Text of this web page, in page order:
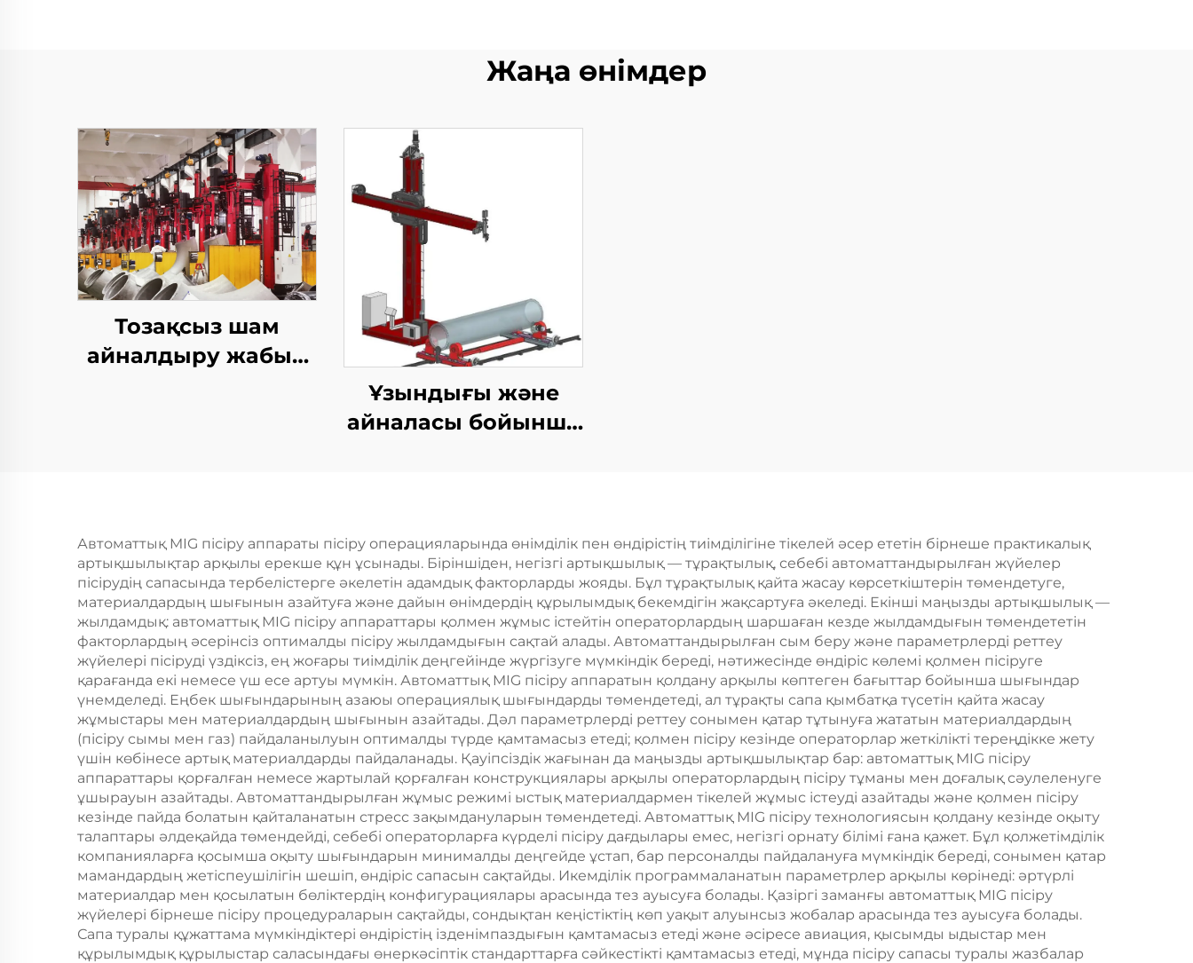
Жаңа өнімдер
Тозақсыз шам
айналдыру жабын
Ұзындығы және
айналасы бойынша
Автоматтық MIG пісіру аппараты пісіру операцияларында өнімділік пен өндірістің тиімділігіне тікелей әсер ететін бірнеше практикалық
артықшылықтар арқылы ерекше құн ұсынады. Біріншіден, негізгі артықшылық — тұрақтылық, себебі автоматтандырылған жүйелер
пісірудің сапасында тербелістерге әкелетін адамдық факторларды жояды. Бұл тұрақтылық қайта жасау көрсеткіштерін төмендетуге,
материалдардың шығынын азайтуға және дайын өнімдердің құрылымдық бекемдігін жақсартуға әкеледі. Екінші маңызды артықшылық —
жылдамдық: автоматтық MIG пісіру аппараттары қолмен жұмыс істейтін операторлардың шаршаған кезде жылдамдығын төмендететін
факторлардың әсерінсіз оптималды пісіру жылдамдығын сақтай алады. Автоматтандырылған сым беру және параметрлерді реттеу
жүйелері пісіруді үздіксіз, ең жоғары тиімділік деңгейінде жүргізуге мүмкіндік береді, нәтижесінде өндіріс көлемі қолмен пісіруге
қарағанда екі немесе үш есе артуы мүмкін. Автоматтық MIG пісіру аппаратын қолдану арқылы көптеген бағыттар бойынша шығындар
үнемделеді. Еңбек шығындарының азаюы операциялық шығындарды төмендетеді, ал тұрақты сапа қымбатқа түсетін қайта жасау
жұмыстары мен материалдардың шығынын азайтады. Дәл параметрлерді реттеу сонымен қатар тұтынуға жататын материалдардың
(пісіру сымы мен газ) пайдаланылуын оптималды түрде қамтамасыз етеді; қолмен пісіру кезінде операторлар жеткілікті тереңдікке жету
үшін көбінесе артық материалдарды пайдаланады. Қауіпсіздік жағынан да маңызды артықшылықтар бар: автоматтық MIG пісіру
аппараттары қорғалған немесе жартылай қорғалған конструкциялары арқылы операторлардың пісіру тұманы мен доғалық сәулеленуге
ұшырауын азайтады. Автоматтандырылған жұмыс режимі ыстық материалдармен тікелей жұмыс істеуді азайтады және қолмен пісіру
кезінде пайда болатын қайталанатын стресс зақымдануларын төмендетеді. Автоматтық MIG пісіру технологиясын қолдану кезінде оқыту
талаптары әлдеқайда төмендейді, себебі операторларға күрделі пісіру дағдылары емес, негізгі орнату білімі ғана қажет. Бұл қолжетімділік
компанияларға қосымша оқыту шығындарын минималды деңгейде ұстап, бар персоналды пайдалануға мүмкіндік береді, сонымен қатар
мамандардың жетіспеушілігін шешіп, өндіріс сапасын сақтайды. Икемділік программаланатын параметрлер арқылы көрінеді: әртүрлі
материалдар мен қосылатын бөліктердің конфигурациялары арасында тез ауысуға болады. Қазіргі заманғы автоматтық MIG пісіру
жүйелері бірнеше пісіру процедураларын сақтайды, сондықтан кеңістіктің көп уақыт алуынсыз жобалар арасында тез ауысуға болады.
Сапа туралы құжаттама мүмкіндіктері өндірістің ізденімпаздығын қамтамасыз етеді және әсіресе авиация, қысымды ыдыстар мен
құрылымдық құрылыстар саласындағы өнеркәсіптік стандарттарға сәйкестікті қамтамасыз етеді, мұнда пісіру сапасы туралы жазбалар